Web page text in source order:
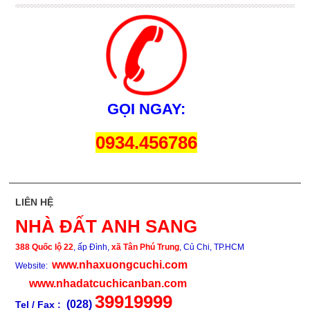
GỌI NGAY:
0934.456786
LIÊN HỆ
NHÀ ĐẤT ANH SANG
388 Quốc lộ 22 , ấp Đình, xã Tân Phú Trung, Củ Chi, TP.HCM
Website: www.nhaxuongcuchi.com
www.nhadatcuchicanban.com
Tel / Fax : (028) 39919999